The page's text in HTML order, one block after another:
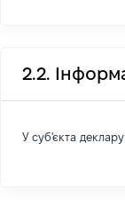
2.2.
У суб'єкта